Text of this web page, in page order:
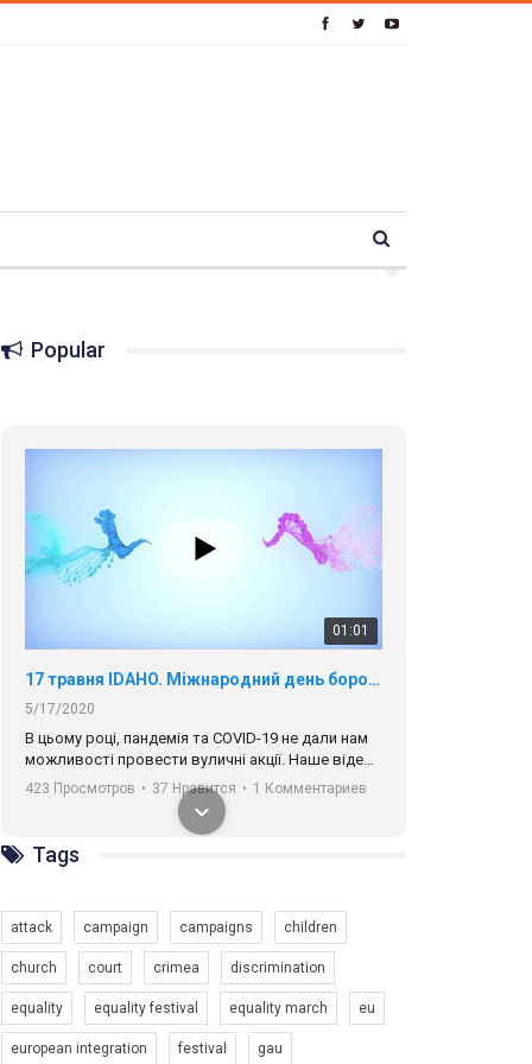
Popular
01:01
17 травня IDAHO. Міжнародний день боротьби з гомофобією трансфобією і біфобія.
5/17/2020
В цьому році, пандемія та COVІD-19 не дали нам
можливості провести вуличні акції. Наше відео-
звернення про те, що навіть коли ми у різних
містах та не можемо зустрінеться, ми разом. Ми
закликаємо всіх хто поділяє цінності рівності та
солідарності, приєднатися до нас. Регіональні
підрозділи ГАУ є в 16 областях України.
423 Просмотров • 37 Нравится • 1 Комментариев
Tags
attack campaign campaigns children
church court crimea discrimination
equality equality festival equality march eu
european integration festival gau